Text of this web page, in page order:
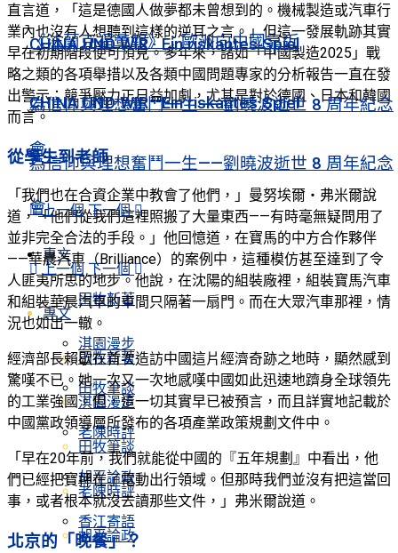
CHINA UND WIR · Ein riskantes Spiel
為信仰與理想奮鬥一生——劉曉波逝世 8 周年紀念
會
上一個 下一個
專文
田牧新著
淇園漫步
田牧筆談
老陳時評
胡平論政
香江寄語
《法蘭克福彙報》：歐洲向中國靠近
CHINA UND WIR · Ein riskantes Spiel
為信仰與理想奮鬥一生——劉曉波逝世 8 周年紀念
會
上一個 下一個
專文
田牧新著
淇園漫步
田牧筆談
老陳時評
胡平論政
直言道，「這是德國人做夢都未曾想到的。機械製造或汽車行
業內也沒有人想聽到這樣的逆耳之言。」但這一發展軌跡其實
早在初期階段便可預見。多年來，諸如「中國製造2025」戰
略之類的各項舉措以及各類中國問題專家的分析報告一直在發
出警示：競爭壓力正日益加劇，尤其是對於德國、日本和韓國
而言。
從學生到老師
「我們也在合資企業中教會了他們，」曼努埃爾‧弗米爾說
道，「他們從我們這裡照搬了大量東西——有時毫無疑問用了
並非完全合法的手段。」他回憶道，在寶馬的中方合作夥伴
——華晨汽車（Brilliance）的案例中，這種模仿甚至達到了令
人匪夷所思的地步。他說，在沈陽的組裝廠裡，組裝寶馬汽車
和組裝華晨汽車的車間只隔著一扇門。而在大眾汽車那裡，情
況也如出一轍。
經濟部長賴歇在首次造訪中國這片經濟奇跡之地時，顯然感到
驚嘆不已。她一次又一次地感嘆中國如此迅速地躋身全球領先
的工業強國。但，這一切其實早已被預言，而且詳實地記載於
中國黨政領導層所發布的各項產業政策規劃文件中。
「早在20年前，我們就能從中國的『五年規劃』中看出，他
們已經把寶押在了電動出行領域。但那時我們並沒有把這當回
事，或者根本就沒去讀那些文件，」弗米爾說道。
北京的「晚餐」？